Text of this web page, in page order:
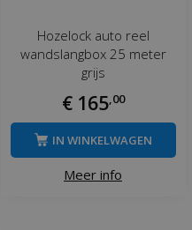
Hozelock auto reel
wandslangbox 25 meter
grijs
€ 165,00
Meer info
IN WINKELWAGEN